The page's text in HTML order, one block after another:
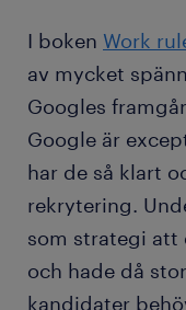
I boken Work
av mycket
Googles
Google är
har de så klart
rekrytering.
som strategi att
och hade då
kandidater